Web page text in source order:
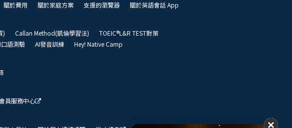
關於費用 關於家庭方案 支援的瀏覽器 關於英語會話 App
) Callan Method(凱倫學習法)
TOEIC®L&R TEST對策
口語測驗 AI發音訓練 Hey! Native Camp
員服務中心